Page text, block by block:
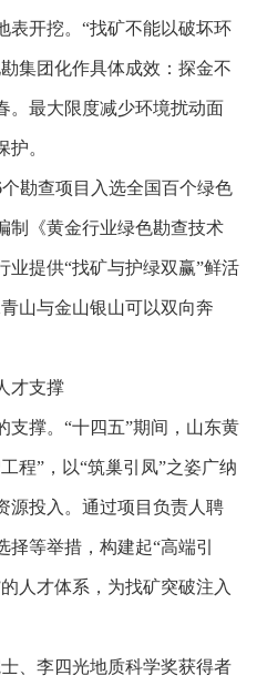
表开挖。“找矿不能以破坏环
集团化作具体成效：探金不
。最大限度减少环境扰动面
。
勘查项目入选全国百个绿色
制《黄金行业绿色勘查技术
业提供“找矿与护绿双赢”鲜活
山与金山银山可以双向奔
才支撑
支撑。“十四五”期间，山东黄
程”，以“筑巢引凤”之姿广纳
源投入。通过项目负责人聘
等举措，构建起“高端引
人才体系，为找矿突破注入
、李四光地质科学奖获得者